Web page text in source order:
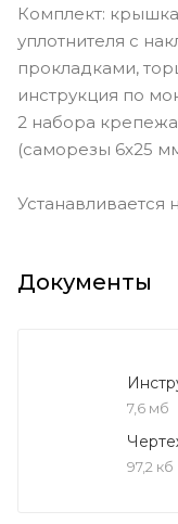
Комплект:
уплотнителя с
прокладками,
инструкция по
2 набора
(саморезы 6x25
Устанавливается
Документы
7,6 мб
97,2 кб